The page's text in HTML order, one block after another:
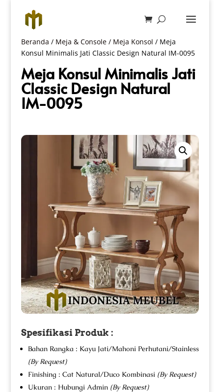
Beranda / Meja & Console/ Meja Konsol / Meja
Konsul Minimalis Jati Classic Design Natural IM-0095
Meja Konsul Minimalis Jati
Classic Design Natural
IM-0095
Spesifikasi Produk :
Bahan Rangka : Kayu Jati/Mahoni Perhutani/Stainless
(By Request)
Finishing : Cat Natural/Duco Kombinasi (By Request)
Ukuran : Hubungi Admin (By Request)